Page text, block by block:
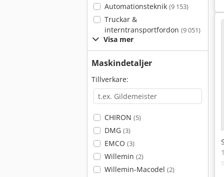
Automationsteknik (9 153)
Truckar &
interntransportfordon (9 051)
Visa mer
Maskindetaljer
Tillverkare:
CHIRON (5)
DMG (3)
EMCO (3)
Willemin (2)
Willemin-Macodel (2)